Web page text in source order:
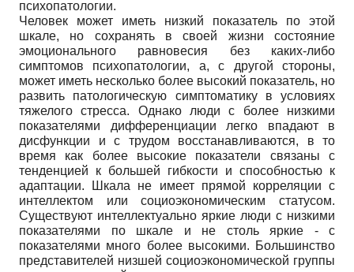
психопатологии.
Человек может иметь низкий показатель по этой
шкале, но сохранять в своей жизни состояние
эмоционального равновесия без каких-либо
симптомов психопатологии, а, с другой стороны,
может иметь несколько более высокий показатель, но
развить патологическую симптоматику в условиях
тяжелого стресса. Однако люди с более низкими
показателями дифференциации легко впадают в
дисфункции и с трудом восстанавливаются, в то
время как более высокие показатели связаны с
тенденцией к большей гибкости и способностью к
адаптации. Шкала не имеет прямой корреляции с
интеллектом или социоэкономическим статусом.
Существуют интеллектуально яркие люди с низкими
показателями по шкале и не столь яркие - с
показателями много более высокими. Большинство
представителей низшей социоэкономической группы